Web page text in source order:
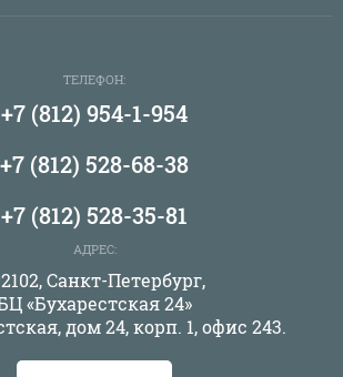
ТЕЛЕФОН:
+7 (812) 954-1-954
+7 (812) 528-68-38
+7 (812) 528-35-81
АДРЕС:
Санкт-Петербург,
«Бухарестская 24»
дом 24, корп. 1, офис 243.